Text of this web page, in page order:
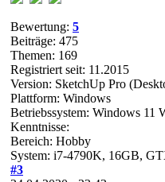
Bewertung: 5
Beiträge: 475
Themen: 169
Registriert seit: 11.2015
Version: SketchUp Pro
Plattform: Windows
Betriebssystem: Windows 11
Kenntnisse:
Bereich: Hobby
System: i7-4790K, 16GB,
#3